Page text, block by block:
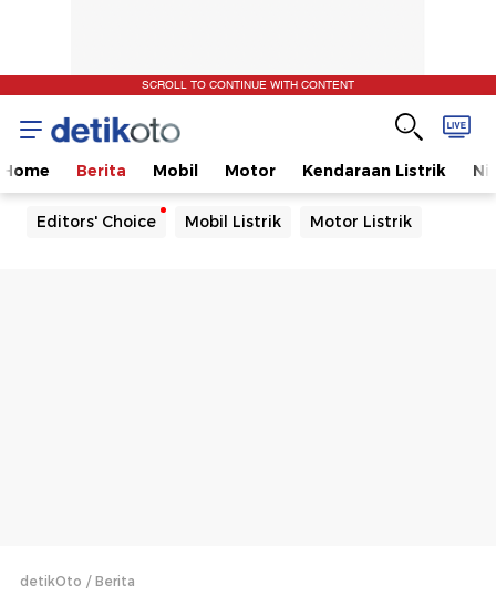
SCROLL TO CONTINUE WITH CONTENT
Home Berita Mobil Motor Kendaraan Listrik
Editors' Choice Mobil Listrik Motor Listrik
detikOto Berita